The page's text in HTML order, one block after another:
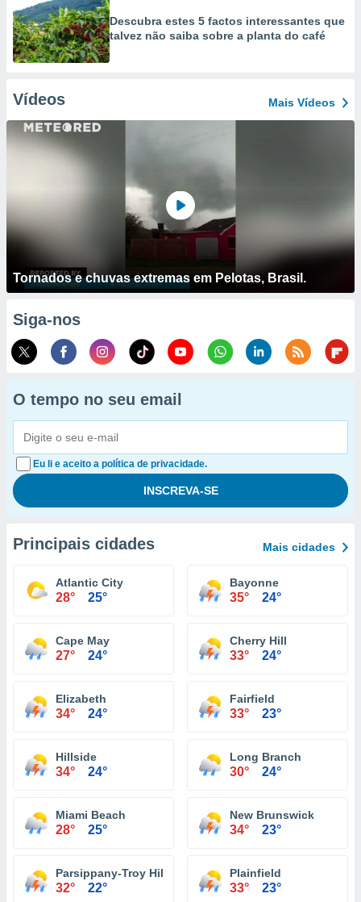
Descubra estes 5 factos interessantes que
talvez não saiba sobre a planta do café
Vídeos Mais Vídeos
Tornados e chuvas extremas em Pelotas, Brasil.
Siga-nos
O tempo no seu email
Eu li e aceito a política de privacidade.
Principais cidades Mais cidades
Atlantic City
28° 25°
Bayonne
35° 24°
Cape May
27° 24°
Cherry Hill
33° 24°
Elizabeth
34° 24°
Fairfield
33° 23°
Hillside
34° 24°
Long Branch
30° 24°
Miami Beach
28° 25°
New Brunswick
34° 23°
Parsippany-Troy Hills
32° 22°
Plainfield
33° 23°